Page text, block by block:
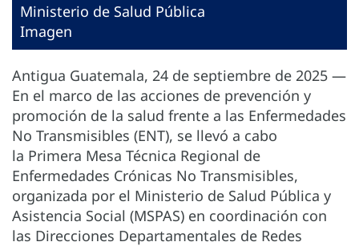
Ministerio de Salud Pública
Imagen
Antigua Guatemala, 24 de septiembre de 2025 —
En el marco de las acciones de prevención y
promoción de la salud frente a las Enfermedades
No Transmisibles (ENT), se llevó a cabo
la Primera Mesa Técnica Regional de
Enfermedades Crónicas No Transmisibles,
organizada por el Ministerio de Salud Pública y
Asistencia Social (MSPAS) en coordinación con
las Direcciones Departamentales de Redes